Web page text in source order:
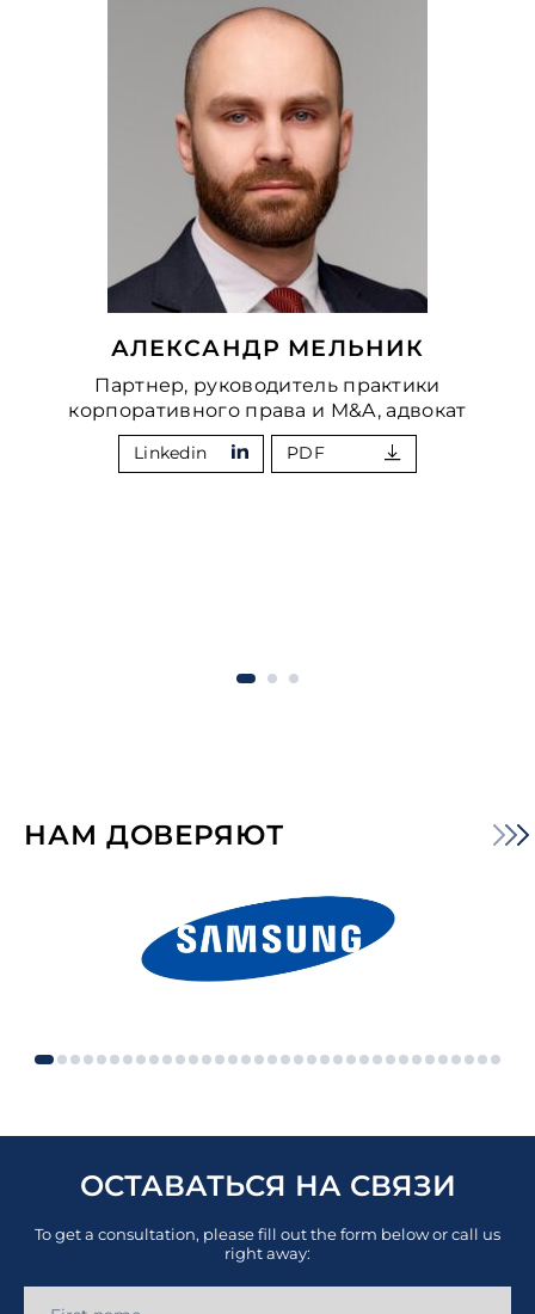
АЛЕКСАНДР МЕЛЬНИК
Партнер, руководитель практики
корпоративного права и M&A, адвокат
Linkedin PDF
НАМ ДОВЕРЯЮТ
ОСТАВАТЬСЯ НА СВЯЗИ
To get a consultation, please fill out the form below or call us
right away: